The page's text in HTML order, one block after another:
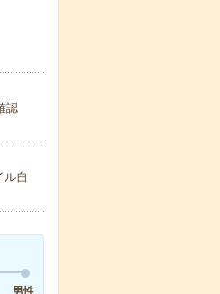
認
ル自
男性